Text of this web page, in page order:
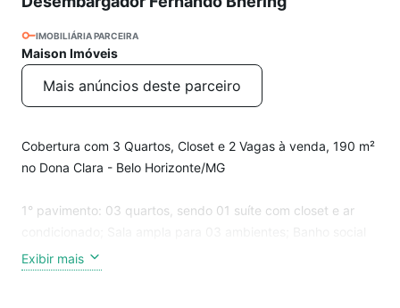
IMOBILIÁRIA PARCEIRA
Maison Imóveis
Mais anúncios deste parceiro
Cobertura com 3 Quartos, Closet e 2 Vagas à venda, 190 m²
no Dona Clara - Belo Horizonte/MG
1° pavimento: 03 quartos, sendo 01 suíte com closet e ar
com box; Cozinha com armários planejados e bancada
americana em granito.
Exibir mais